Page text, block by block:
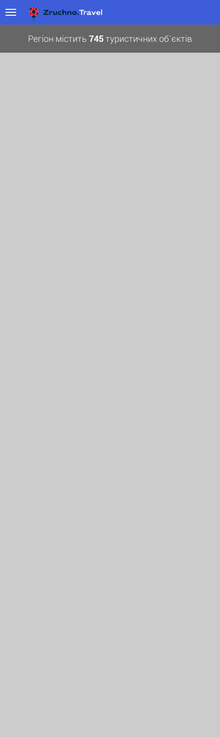
Регіон містить 745туристичних об`єктів